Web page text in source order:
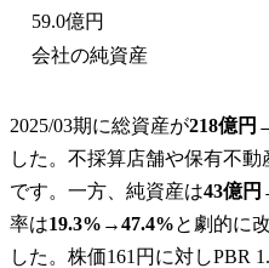
59.0億円
会社の純資産
2025/03期に総資産が218億円
した。不採算店舗や保有不
です。一方、純資産は43億円
率は19.3%→47.4%と劇的に
した。株価161円に対しPBR